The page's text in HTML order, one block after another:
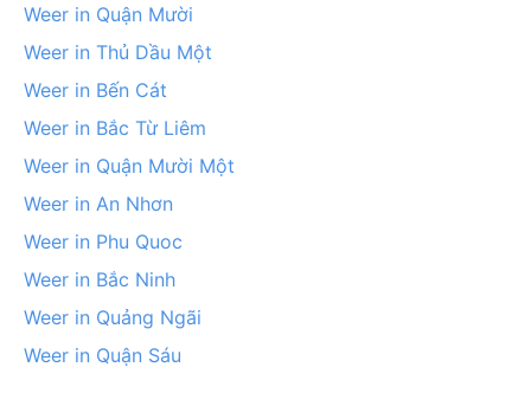
Weer in Quận Mười
Weer in Thủ Dầu Một
Weer in Bến Cát
Weer in Bắc Từ Liêm
Weer in Quận Mười Một
Weer in An Nhơn
Weer in Phu Quoc
Weer in Bắc Ninh
Weer in Quảng Ngãi
Weer in Quận Sáu